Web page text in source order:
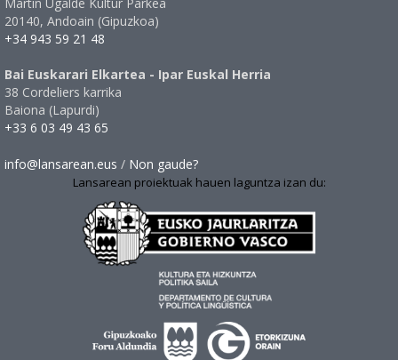
20140, Andoain (Gipuzkoa)
+34 943 59 21 48
Bai Euskarari Elkartea - Ipar Euskal Herria
38 Cordeliers karrika
Baiona (Lapurdi)
+33 6 03 49 43 65
info@lansarean.eus / Non gaude?
Lansarean proiektuak hauen laguntza izan du: